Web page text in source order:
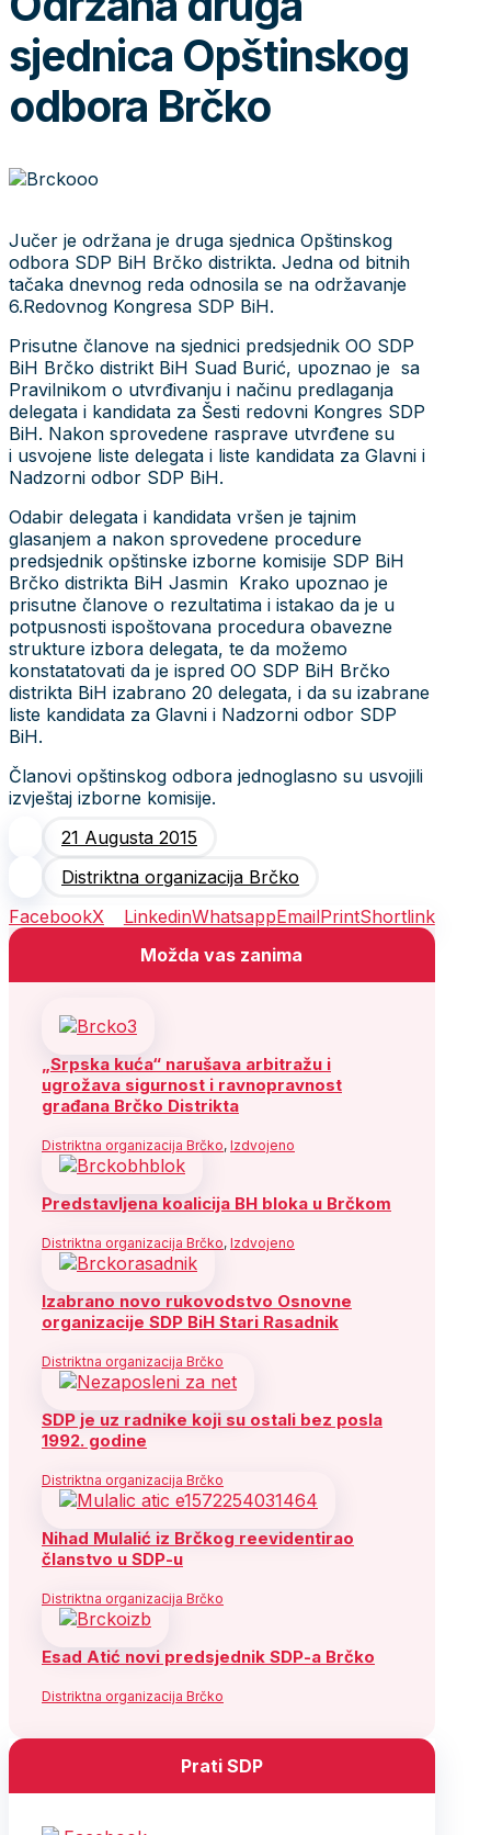
sjednica Opštinskog
odbora Brčko
Jučer je održana je druga sjednica Opštinskog
odbora SDP BiH Brčko distrikta. Jedna od bitnih
tačaka dnevnog reda odnosila se na održavanje
6.Redovnog Kongresa SDP BiH.
Prisutne članove na sjednici predsjednik OO SDP
BiH Brčko distrikt BiH Suad Burić, upoznao je sa
Pravilnikom o utvrđivanju i načinu predlaganja
delegata i kandidata za Šesti redovni Kongres SDP
BiH. Nakon sprovedene rasprave utvrđene su
i usvojene liste delegata i liste kandidata za Glavni i
Nadzorni odbor SDP BiH.
Odabir delegata i kandidata vršen je tajnim
glasanjem a nakon sprovedene procedure
predsjednik opštinske izborne komisije SDP BiH
Brčko distrikta BiH Jasmin Krako upoznao je
prisutne članove o rezultatima i istakao da je u
potpusnosti ispoštovana procedura obavezne
strukture izbora delegata, te da možemo
konstatatovati da je ispred OO SDP BiH Brčko
distrikta BiH izabrano 20 delegata, i da su izabrane
liste kandidata za Glavni i Nadzorni odbor SDP
BiH.
Članovi opštinskog odbora jednoglasno su usvojili
izvještaj izborne komisije.
21 Augusta 2015
Distriktna organizacija Brčko
FacebookX LinkedinWhatsappEmailPrintShortlink
Možda vas zanima
„Srpska kuća“ narušava arbitražu i
ugrožava sigurnost i ravnopravnost
građana Brčko Distrikta
Distriktna organizacija Brčko, Izdvojeno
Predstavljena koalicija BH bloka u Brčkom
Distriktna organizacija Brčko, Izdvojeno
Izabrano novo rukovodstvo Osnovne
organizacije SDP BiH Stari Rasadnik
Distriktna organizacija Brčko
SDP je uz radnike koji su ostali bez posla
1992. godine
Distriktna organizacija Brčko
Nihad Mulalić iz Brčkog reevidentirao
članstvo u SDP-u
Distriktna organizacija Brčko
Esad Atić novi predsjednik SDP-a Brčko
Distriktna organizacija Brčko
Prati SDP